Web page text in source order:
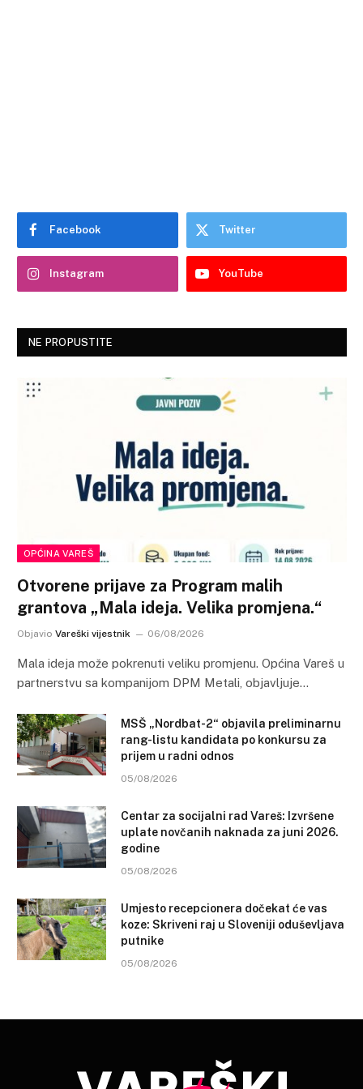
Facebook Twitter
Instagram YouTube
NE PROPUSTITE
OPĆINA VAREŠ
Otvorene prijave za Program malih
grantova „Mala ideja. Velika promjena.“
Objavio Vareški vijestnik 06/08/2026
Mala ideja može pokrenuti veliku promjenu. Općina Vareš u
partnerstvu sa kompanijom DPM Metali, objavljuje…
MSŠ „Nordbat-2“ objavila preliminarnu
rang-listu kandidata po konkursu za
prijem u radni odnos
05/08/2026
Centar za socijalni rad Vareš: Izvršene
uplate novčanih naknada za juni 2026.
godine
05/08/2026
Umjesto recepcionera dočekat će vas
koze: Skriveni raj u Sloveniji oduševljava
putnike
05/08/2026